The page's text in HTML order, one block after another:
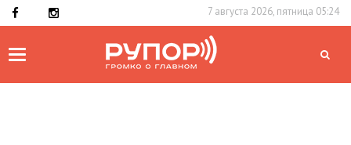
7 августа 2026, пятница 05:24
Toggle